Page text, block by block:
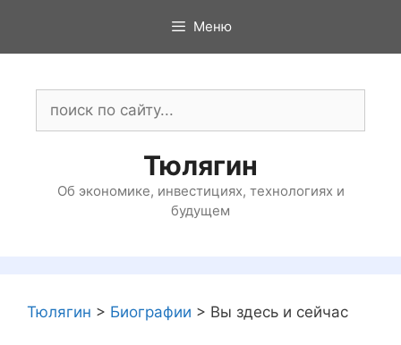
содержимому
Меню
Тюлягин
Об экономике, инвестициях, технологиях и
будущем
Тюлягин > Биографии > Вы здесь и сейчас